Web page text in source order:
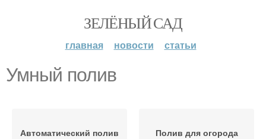
ЗЕЛЁНЫЙ САД
главная новости статьи
Умный полив
Автоматический полив Полив для огорода